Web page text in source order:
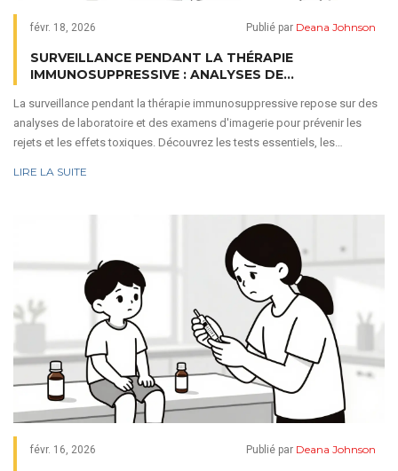
févr. 18, 2026 Publié par Deana Johnson
SURVEILLANCE PENDANT LA THÉRAPIE
IMMUNOSUPPRESSIVE : ANALYSES DE
La surveillance pendant la thérapie immunosuppressive repose sur des
analyses de laboratoire et des examens d'imagerie pour prévenir les
rejets et les effets toxiques. Découvrez les tests essentiels, les
LIRE LA SUITE
févr. 16, 2026 Publié par Deana Johnson